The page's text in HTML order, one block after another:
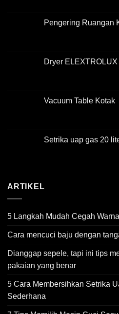
Pengering Ruangan
Dryer ELEXTROLUX
Vacuum Table Kotak
Setrika uap gas 20
ARTIKEL
5 Langkah Mudah Cegah
Cara mencuci baju dengan
Dianggap sepele, tapi ini tips
pakaian yang benar
5 Cara Membersihkan Setrika
Sederhana